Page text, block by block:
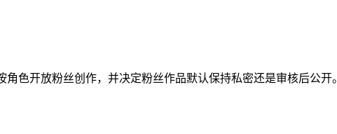
色开放粉丝创作，并决定粉丝作品默认保持私密还是审核后公开。